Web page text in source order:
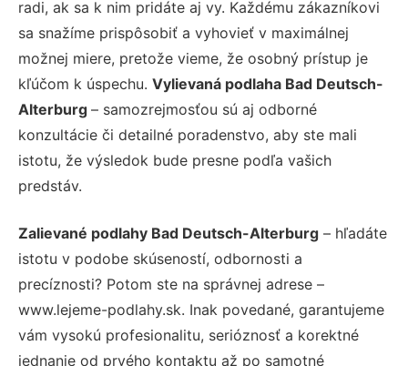
radi, ak sa k nim pridáte aj vy. Každému zákazníkovi
sa snažíme prispôsobiť a vyhovieť v maximálnej
možnej miere, pretože vieme, že osobný prístup je
kľúčom k úspechu. Vylievaná podlaha Bad Deutsch-
Alterburg – samozrejmosťou sú aj odborné
konzultácie či detailné poradenstvo, aby ste mali
istotu, že výsledok bude presne podľa vašich
predstáv.
Zalievané podlahy Bad Deutsch-Alterburg – hľadáte
istotu v podobe skúseností, odbornosti a
precíznosti? Potom ste na správnej adrese –
www.lejeme-podlahy.sk. Inak povedané, garantujeme
vám vysokú profesionalitu, serióznosť a korektné
jednanie od prvého kontaktu až po samotné